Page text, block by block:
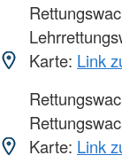
Karte: Link
Karte: Link